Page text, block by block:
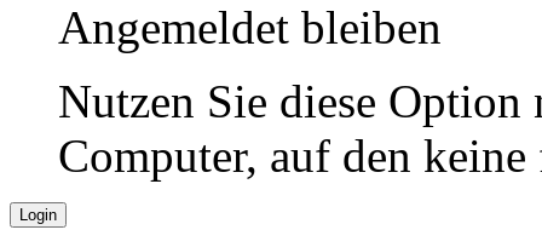
Angemeldet bleiben
Nutzen Sie diese
Computer, auf den